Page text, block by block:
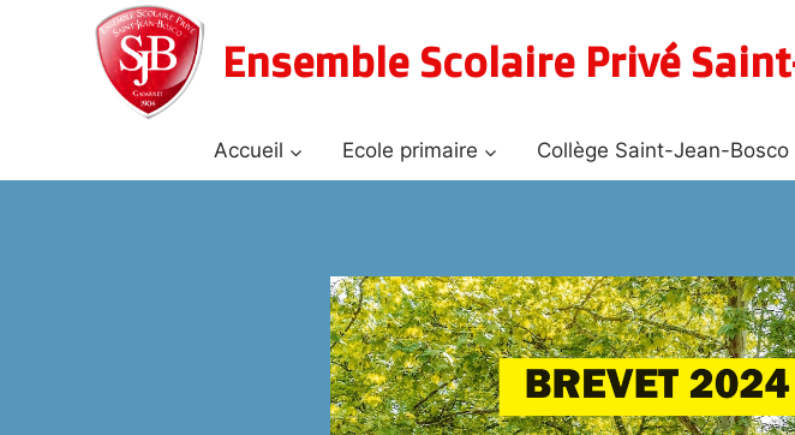
Ensemble Scolaire Privé
Accueil Ecole primaire Collège Saint-Jean-Bosco